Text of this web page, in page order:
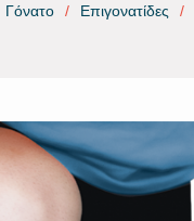
Γόνατο Επιγονατίδες